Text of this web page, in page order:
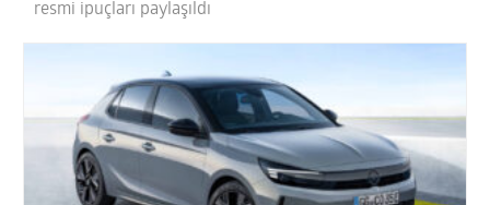
resmi ipuçları paylaşıldı